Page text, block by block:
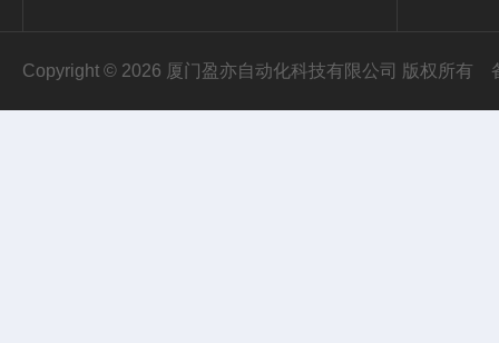
Copyright © 2026 厦门盈亦自动化科技有限公司 版权所有